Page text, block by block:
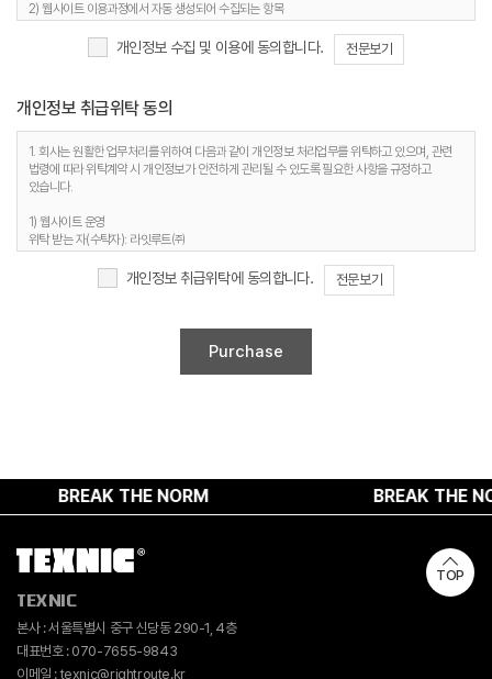
2) 웹사이트 이용과정에서 자동 생성되어 수집되는 항목
2. 개인정보 수집 목적
1) 문의사항 등록 시 수집항목
사용자 식별, 사용자 문의 대응, 제안·불만·AS처리 등의 민원처리, 공지사항 전달
2) 웹사이트 이용과정에서 자동 생성되어 수집되는 항목
접속빈도 파악 및 서비스 이용 통계 수집 등 사용자 서비스 이용 분석을 통한 안정적 서비스 운영
및 품질 향상
3. 개인정보 보유기간
정보주체 개인정보는 원칙적으로 개인정보의 수집 및 이용목적이 달성되면 지체 없이
파기합니다. 단, 다음의 정보에 대해서는 아래의 이유로 명시한 기간 동안 보존합니다.
1) 문의사항 등록 시 수집항목
보유 이유 : 사용자 식별, 사용자 문의 대응, 민원처리, 공지사항 전달
2) 웹사이트 이용과정에서 자동 생성되어 수집되는 항목
보유 이유 : 접속빈도 파악 및 서비스 이용 통계 수집
개인정보 수집 및 이용에 동의합니다. 전문보기
개인정보 취급위탁 동의
1. 회사는 원활한 업무처리를 위하여 다음과 같이 개인정보 처리업무를 위탁하고 있으며, 관련
법령에 따라 위탁계약 시 개인정보가 안전하게 관리될 수 있도록 필요한 사항을 규정하고
있습니다.
1) 웹사이트 운영
위탁 받는 자(수탁자): 라잇루트㈜
개인정보 보유 및 이용기간 : 명시된 보유기간 및 이유 종료 시까지
정보주체는 위와 같은 개인정보의 취급위탁을 거부할 수 있습니다. 다만 이러한 개인정보의
취급위탁에 동의하지 않을 경우에는 회원가입 및 진행업무와 관련한 정상적인 서비스 제공이
개인정보 취급위탁에 동의합니다. 전문보기
BREAK THE NORM BREAK THE
TEXNIC
본사 : 서울특별시 중구 신당동 290-1, 4층
대표번호 : 070-7655-9843
이메일 : texnic@rightroute.kr
TOP